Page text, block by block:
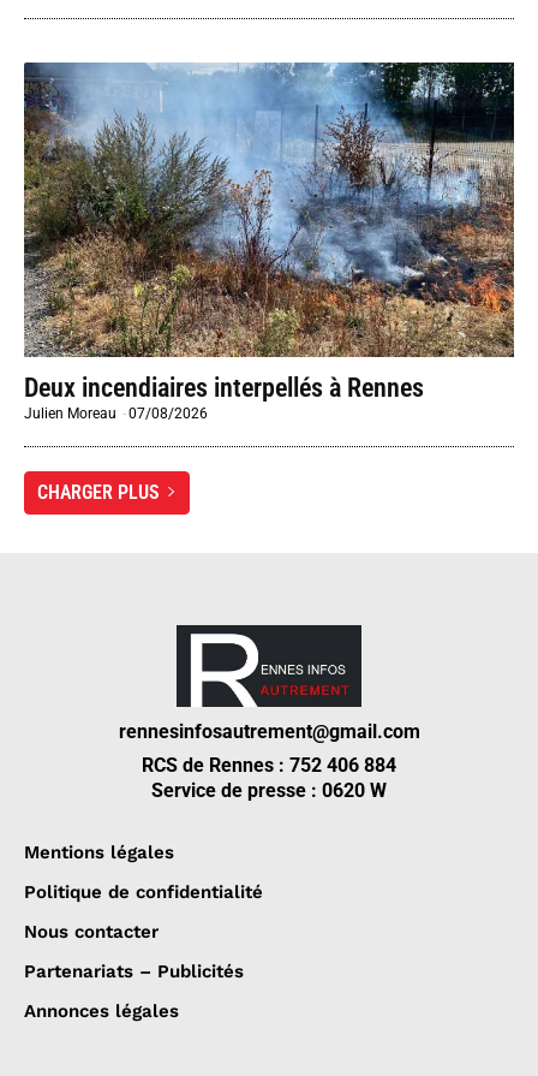
Deux incendiaires interpellés à Rennes
Julien Moreau -07/08/2026
CHARGER PLUS
rennesinfosautrement@gmail.com
RCS de Rennes : 752 406 884
Service de presse : 0620 W
Mentions légales
Politique de confidentialité
Nous contacter
Partenariats – Publicités
Annonces légales